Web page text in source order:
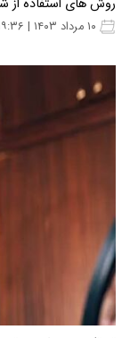
روش های استفاده از